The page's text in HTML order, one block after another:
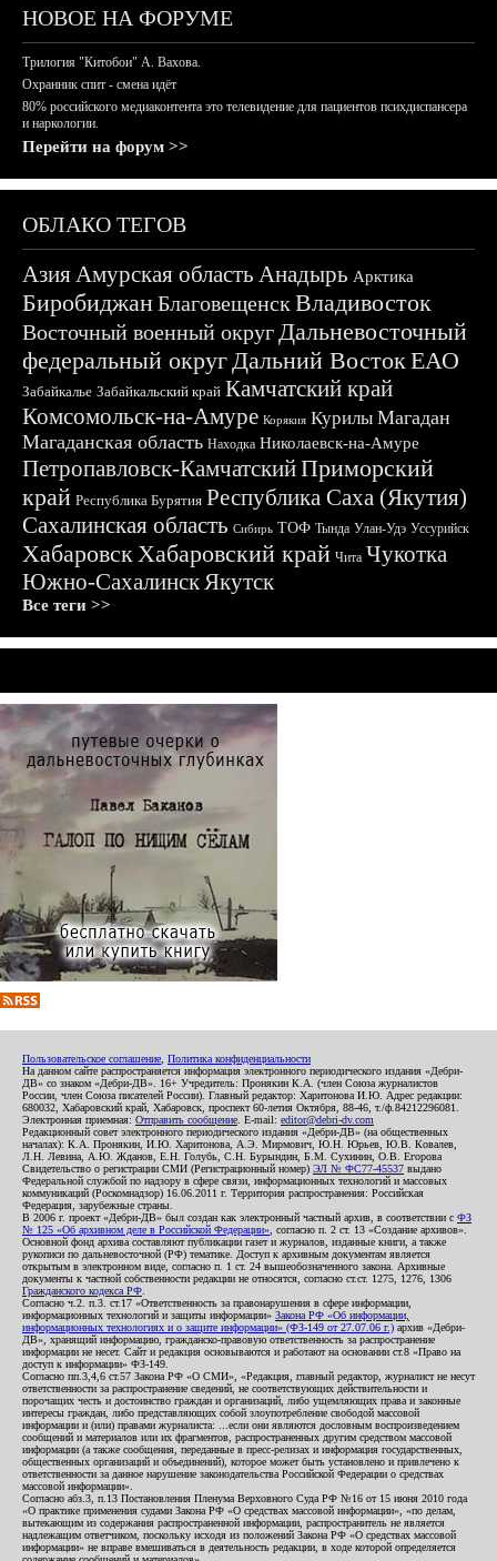
НОВОЕ НА ФОРУМЕ
Трилогия "Китобои" А. Вахова.
Охранник спит - смена идёт
80% российского медиаконтента это телевидение для пациентов психдиспансера
и наркологии.
Перейти на форум >>
ОБЛАКО ТЕГОВ
АзияАмурская область Анадырь Арктика
БиробиджанБлаговещенскВладивосток
Восточный военный округДальневосточный
федеральный округДальний ВостокЕАО
Забайкалье Забайкальский край Камчатский край
Комсомольск-на-Амуре Корякия Курилы Магадан
Магаданская область Находка Николаевск-на-Амуре
Петропавловск-КамчатскийПриморский
край Республика Бурятия Республика Саха (Якутия)
Сахалинская область Сибирь ТОФ Тында Улан-Удэ Уссурийск
ХабаровскХабаровский край Чита Чукотка
Южно-СахалинскЯкутск
Все теги >>
Пользовательское соглашение Политика конфиденциальности
На данном сайте распространяется информация электронного периодического издания «Дебри-
ДВ» со знаком «Дебри-ДВ». 16+ Учредитель: Пронякин К.А. (член Союза журналистов
России, член Союза писателей России). Главный редактор: Харитонова И.Ю. Адрес редакции:
680032, Хабаровский край, Хабаровск, проспект 60-летия Октября, 88-46, т./ф.84212296081.
Электронная приемная: Отправить сообщение . E-mail: editor@debri-dv.com
Редакционный совет электронного периодического издания «Дебри-ДВ» (на общественных
началах): К.А. Пронякин, И.Ю. Харитонова, А.Э. Мирмович, Ю.Н. Юрьев, Ю.В. Ковалев,
Л.Н. Левина, А.Ю. Жданов, Е.Н. Голубь, С.Н. Бурындин, Б.М. Сухинин, О.В. Егорова
Свидетельство о регистрации СМИ (Регистрационный номер) ЭЛ № ФС77-45537 выдано
Федеральной службой по надзору в сфере связи, информационных технологий и массовых
коммуникаций (Роскомнадзор) 16.06.2011 г. Территория распространения: Российская
Федерация, зарубежные страны.
В 2006 г. проект «Дебри-ДВ» был создан как электронный частный архив, в соответствии с ФЗ
№ 125 «Об архивном деле в Российской Федерации» , согласно п. 2 ст. 13 «Создание архивов».
Основной фонд архива составляют публикации газет и журналов, изданные книги, а также
рукописи по дальневосточной (РФ) тематике. Доступ к архивным документам является
открытым в электронном виде, согласно п. 1 ст. 24 вышеобозначенного закона. Архивные
документы к частной собственности редакции не относятся, согласно ст.ст. 1275, 1276, 1306
Гражданского кодекса РФ
Согласно ч.2. п.3. ст.17 «Ответственность за правонарушения в сфере информации,
информационных технологий и защиты информации» Закона РФ «Об информации,
информационных технологиях и о защите информации» (ФЗ-149 от 27.07.06 г.) архив «Дебри-
ДВ», хранящий информацию, гражданско-правовую ответственность за распространение
информации не несет. Сайт и редакция основываются и работают на основании ст.8 «Право на
доступ к информации» ФЗ-149.
Согласно пп.3,4,6 ст.57 Закона РФ «О СМИ», «Редакция, главный редактор, журналист не несут
ответственности за распространение сведений, не соответствующих действительности и
порочащих честь и достоинство граждан и организаций, либо ущемляющих права и законные
интересы граждан, либо представляющих собой злоупотребление свободой массовой
информации и (или) правами журналиста: ...если они являются дословным воспроизведением
сообщений и материалов или их фрагментов, распространенных другим средством массовой
информации (а также сообщения, переданные в пресс-релизах и информация государственных,
общественных организаций и объединений), которое может быть установлено и привлечено к
ответственности за данное нарушение законодательства Российской Федерации о средствах
массовой информации».
Согласно абз.3, п.13 Постановления Пленума Верховного Суда РФ №16 от 15 июня 2010 года
«О практике применения судами Закона РФ «О средствах массовой информации», «по делам,
вытекающим из содержания распространенной информации, распространитель не является
надлежащим ответчиком, поскольку исходя из положений Закона РФ «О средствах массовой
информации» не вправе вмешиваться в деятельность редакции, в ходе которой определяется